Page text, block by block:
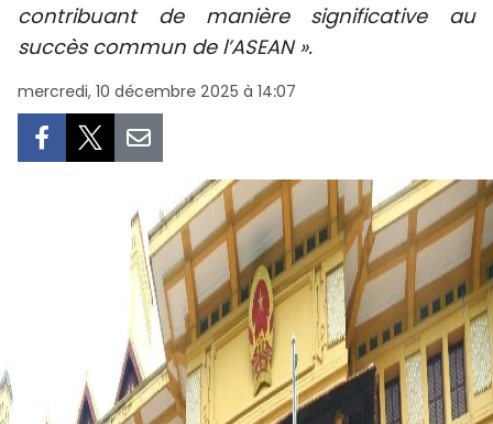
TOURISME
ENVIRONNEMENT
FRANCOPHONIE
PAYS NATAL
INTERNATIONAL
MÉGASTORIE
INFOGRAPHIE
contribuant de manière significative au
succès commun de l’ASEAN ».
mercredi, 10 décembre 2025 à 14:07